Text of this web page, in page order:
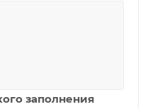
заполнения